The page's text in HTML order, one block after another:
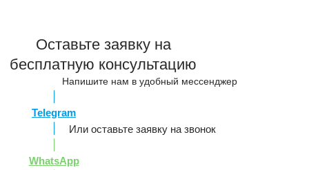
Оставьте заявку на
бесплатную консультацию
Напишите нам в удобный мессенджер
Telegram
Или оставьте заявку на звонок
WhatsApp